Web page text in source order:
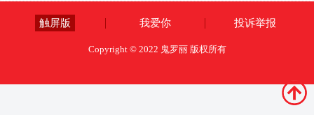
触屏版 我爱你 投诉举报
Copyright © 2022 鬼罗丽 版权所有